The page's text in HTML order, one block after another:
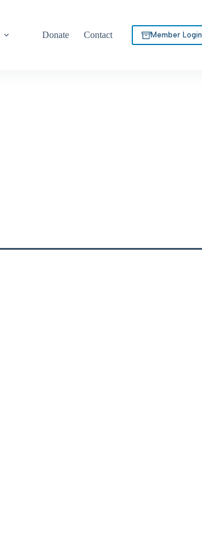
Donate Contact Member Login